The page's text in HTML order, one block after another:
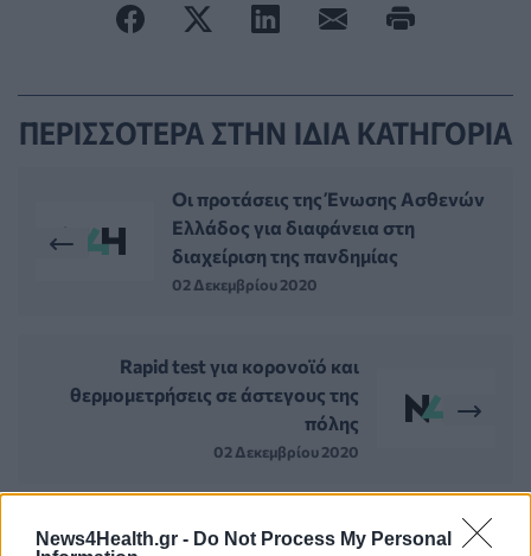
News4Health.gr - Do Not Process My Personal
ΠΕΡΙΣΣΟΤΕΡΑ ΣΤΗΝ ΙΔΙΑ ΚΑΤΗΓΟΡΙΑ
Οι προτάσεις της Ένωσης Ασθενών
Ελλάδος για διαφάνεια στη
διαχείριση της πανδημίας
02 Δεκεμβρίου 2020
Rapid test για κορονοϊό και
θερμομετρήσεις σε άστεγους της
πόλης
02 Δεκεμβρίου 2020